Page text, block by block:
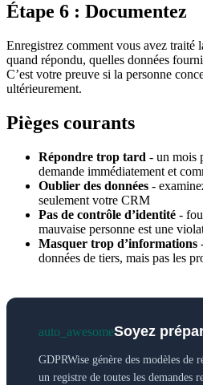
Étape 6 : Documentez
Enregistrez comment vous avez traité
quand répondu, quelles données
C’est votre preuve si la personne
ultérieurement.
Pièges courants
Répondre trop tard - un mois
demande immédiatement et
Oublier des données -
seulement votre CRM
Pas de contrôle d’identité -
mauvaise personne est une
Masquer trop d’informations
données de tiers, mais pas les
auto_awesomeSoyez
GDPRWise génère des modèles de
un registre de toutes les demandes